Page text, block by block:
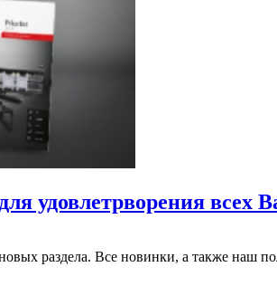
удовлетрворения всех
раздела. Все новинки, а также наш